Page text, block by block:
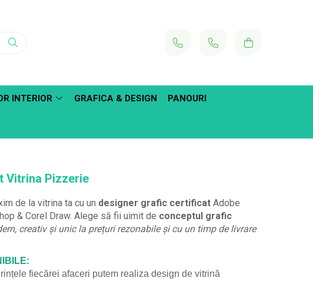
INTERIOR GRAFICA & DESIGN PANOURI
Vitrina Pizzerie
de la vitrina ta cu un designer grafic certificat Adobe
& Corel Draw. Alege să fii uimit de conceptul grafic
creativ și unic la prețuri rezonabile și cu un timp de livrare
fiecărei afaceri putem realiza design de vitrină